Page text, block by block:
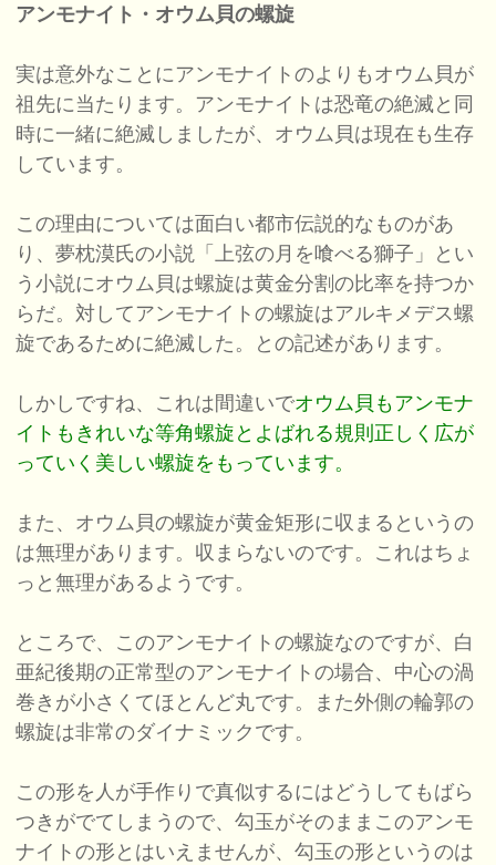
アンモナイト・オウム貝の螺旋
実は意外なことにアンモナイトのよりもオウム貝が
祖先に当たります。アンモナイトは恐竜の絶滅と同
時に一緒に絶滅しましたが、オウム貝は現在も生存
しています。
この理由については面白い都市伝説的なものがあ
り、夢枕漠氏の小説「上弦の月を喰べる獅子」とい
う小説にオウム貝は螺旋は黄金分割の比率を持つか
らだ。対してアンモナイトの螺旋はアルキメデス螺
旋であるために絶滅した。との記述があります。
しかしですね、これは間違いでオウム貝もアンモナ
イトもきれいな等角螺旋とよばれる規則正しく広が
っていく美しい螺旋をもっています。
また、オウム貝の螺旋が黄金矩形に収まるというの
は無理があります。収まらないのです。これはちょ
っと無理があるようです。
ところで、このアンモナイトの螺旋なのですが、白
亜紀後期の正常型のアンモナイトの場合、中心の渦
巻きが小さくてほとんど丸です。また外側の輪郭の
螺旋は非常のダイナミックです。
この形を人が手作りで真似するにはどうしてもばら
つきがでてしまうので、勾玉がそのままこのアンモ
ナイトの形とはいえませんが、勾玉の形というのは